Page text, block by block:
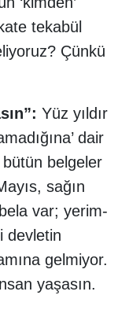
tekabül
Çünkü
Yüz yıldır
dair
bütün belgeler
sağın
var; yerim-
devletin
gelmiyor.
yaşasın.